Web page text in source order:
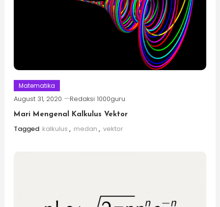
Matematika
August 31, 2020 Redaksi 1000guru
Mari Mengenal Kalkulus Vektor
Tagged kalkulus , medan , vektor